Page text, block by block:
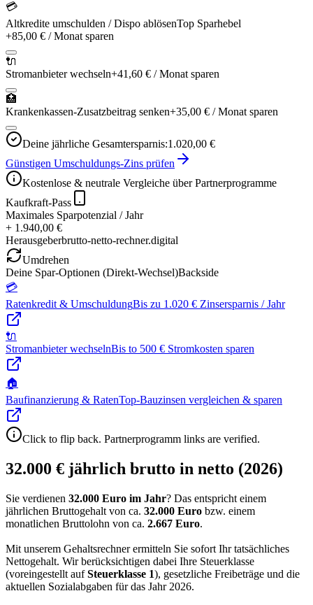
💳
Altkredite umschulden / Dispo ablösenTop Sparhebel
+85,00 € / Monat sparen
🔌
Stromanbieter wechseln+41,60 € / Monat sparen
🏥
Krankenkassen-Zusatzbeitrag senken+35,00 € / Monat sparen
Deine jährliche Gesamtersparnis:1.020,00 €
Günstigen Umschuldungs-Zins prüfen
Kostenlose & neutrale Vergleiche über Partnerprogramme
Kaufkraft-Pass
Maximales Sparpotenzial / Jahr
+ 1.940,00 €
Herausgeberbrutto-netto-rechner.digital
Umdrehen
Deine Spar-Optionen (Direkt-Wechsel)Backside
💳
Ratenkredit & UmschuldungBis zu 1.020 € Zinsersparnis / Jahr
🔌
Stromanbieter wechselnBis to 500 € Stromkosten sparen
🏠
Baufinanzierung & RatenTop-Bauzinsen vergleichen & sparen
Click to flip back. Partnerprogramm links are verified.
32.000 € jährlich brutto in netto (2026)
Sie verdienen 32.000 Euro im Jahr? Das entspricht einem
jährlichen Bruttogehalt von ca. 32.000 Euro bzw. einem
monatlichen Bruttolohn von ca. 2.667 Euro.
Mit unserem Gehaltsrechner ermitteln Sie sofort Ihr tatsächliches
Nettogehalt. Wir berücksichtigen dabei Ihre Steuerklasse
(voreingestellt aufSteuerklasse 1), gesetzliche Freibeträge und die
aktuellen Sozialabgaben für das Jahr 2026.